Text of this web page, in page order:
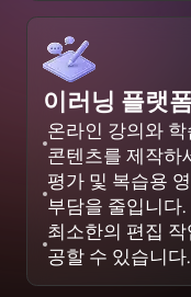
이러닝 플랫
온라인 강의와
콘텐츠를 제작하
평가 및 복습용
부담을 줄입니다.
최소한의 편집
공할 수 있습니다.